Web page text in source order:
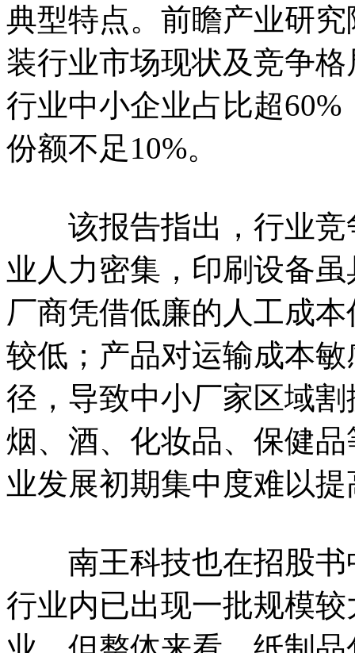
典型特点。前瞻产业研
装行业市场现状及竞争
行业中小企业占比超
份额不足10%。
该报告指出，行业竞
业人力密集，印刷设备
厂商凭借低廉的人工成
较低；产品对运输成本
径，导致中小厂家区域
烟、酒、化妆品、保健
业发展初期集中度难以提
南王科技也在招股书
行业内已出现一批规模